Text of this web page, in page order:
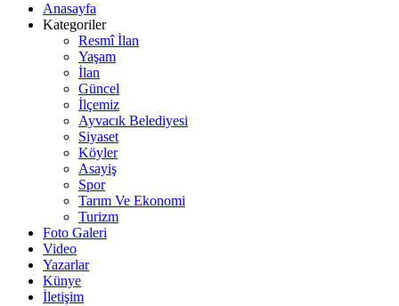
Anasayfa
Kategoriler
Resmî İlan
Yaşam
İlan
Güncel
İlçemiz
Ayvacık Belediyesi
Siyaset
Köyler
Asayiş
Spor
Tarım Ve Ekonomi
Turizm
Foto Galeri
Video
Yazarlar
Künye
İletişim